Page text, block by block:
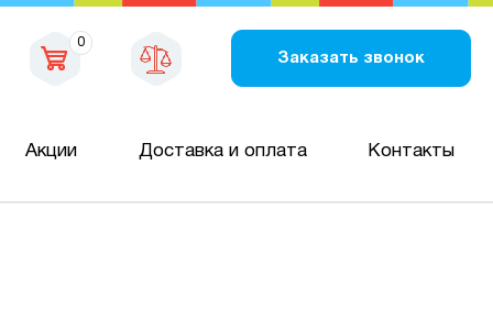
0
Заказать звонок
Акции Доставка и оплата Контакты